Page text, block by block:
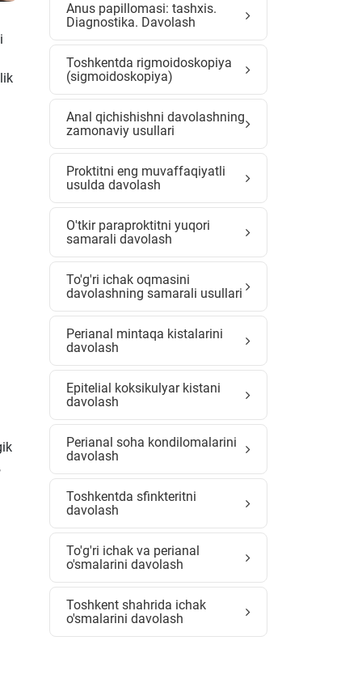
Anus papillomasi: tashxis.
Diagnostika. Davolash
Toshkentda rigmoidoskopiya
(sigmoidoskopiya)
Anal qichishishni davolashning
zamonaviy usullari
Proktitni eng muvaffaqiyatli
usulda davolash
O'tkir paraproktitni yuqori
samarali davolash
To'g'ri ichak oqmasini
davolashning samarali usullari
Perianal mintaqa kistalarini
davolash
Epitelial koksikulyar kistani
davolash
Perianal soha kondilomalarini
davolash
Toshkentda sfinkteritni
davolash
To'g'ri ichak va perianal
o'smalarini davolash
Toshkent shahrida ichak
o'smalarini davolash